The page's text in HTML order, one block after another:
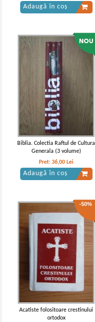
Adaugă în coș
Biblia. Colectia Raftul de Cultura
Generala (3 volume)
Pret:36,00 Lei
Adaugă în coș
-50%
Acatiste folositoare crestinului
ortodox